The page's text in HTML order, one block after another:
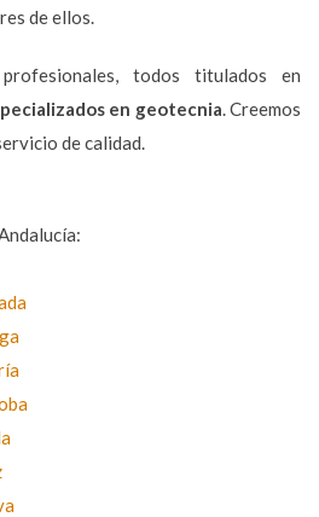
de ellos.
todos titulados en
en geotecnia. Creemos
de calidad.